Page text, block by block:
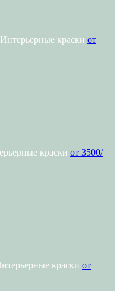
Интерьерные краски от
краски от 3500/
краски от